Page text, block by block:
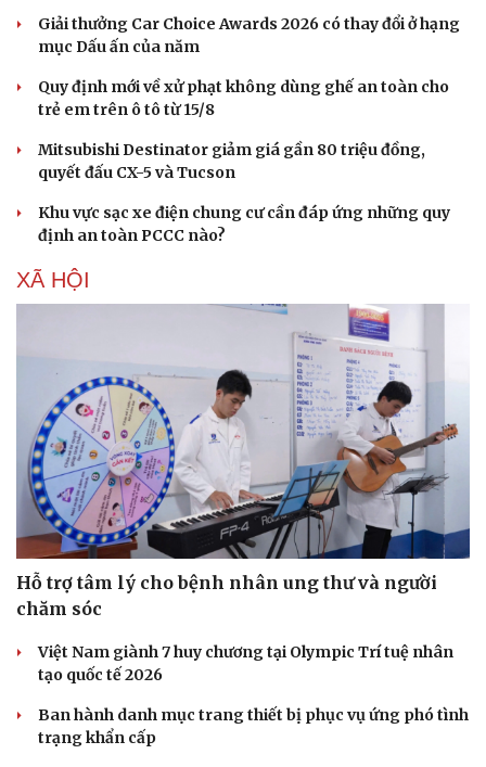
Sân khấu - Điện ảnh
Văn học
Di sản
Nghệ sĩ
Giải thưởng Car Choice Awards 2026 có thay đổi ở hạng
mục Dấu ấn của năm
Quy định mới về xử phạt không dùng ghế an toàn cho
trẻ em trên ô tô từ 15/8
Mitsubishi Destinator giảm giá gần 80 triệu đồng,
quyết đấu CX-5 và Tucson
Khu vực sạc xe điện chung cư cần đáp ứng những quy
định an toàn PCCC nào?
XÃ HỘI
Hỗ trợ tâm lý cho bệnh nhân ung thư và người
chăm sóc
Việt Nam giành 7 huy chương tại Olympic Trí tuệ nhân
tạo quốc tế 2026
Ban hành danh mục trang thiết bị phục vụ ứng phó tình
trạng khẩn cấp